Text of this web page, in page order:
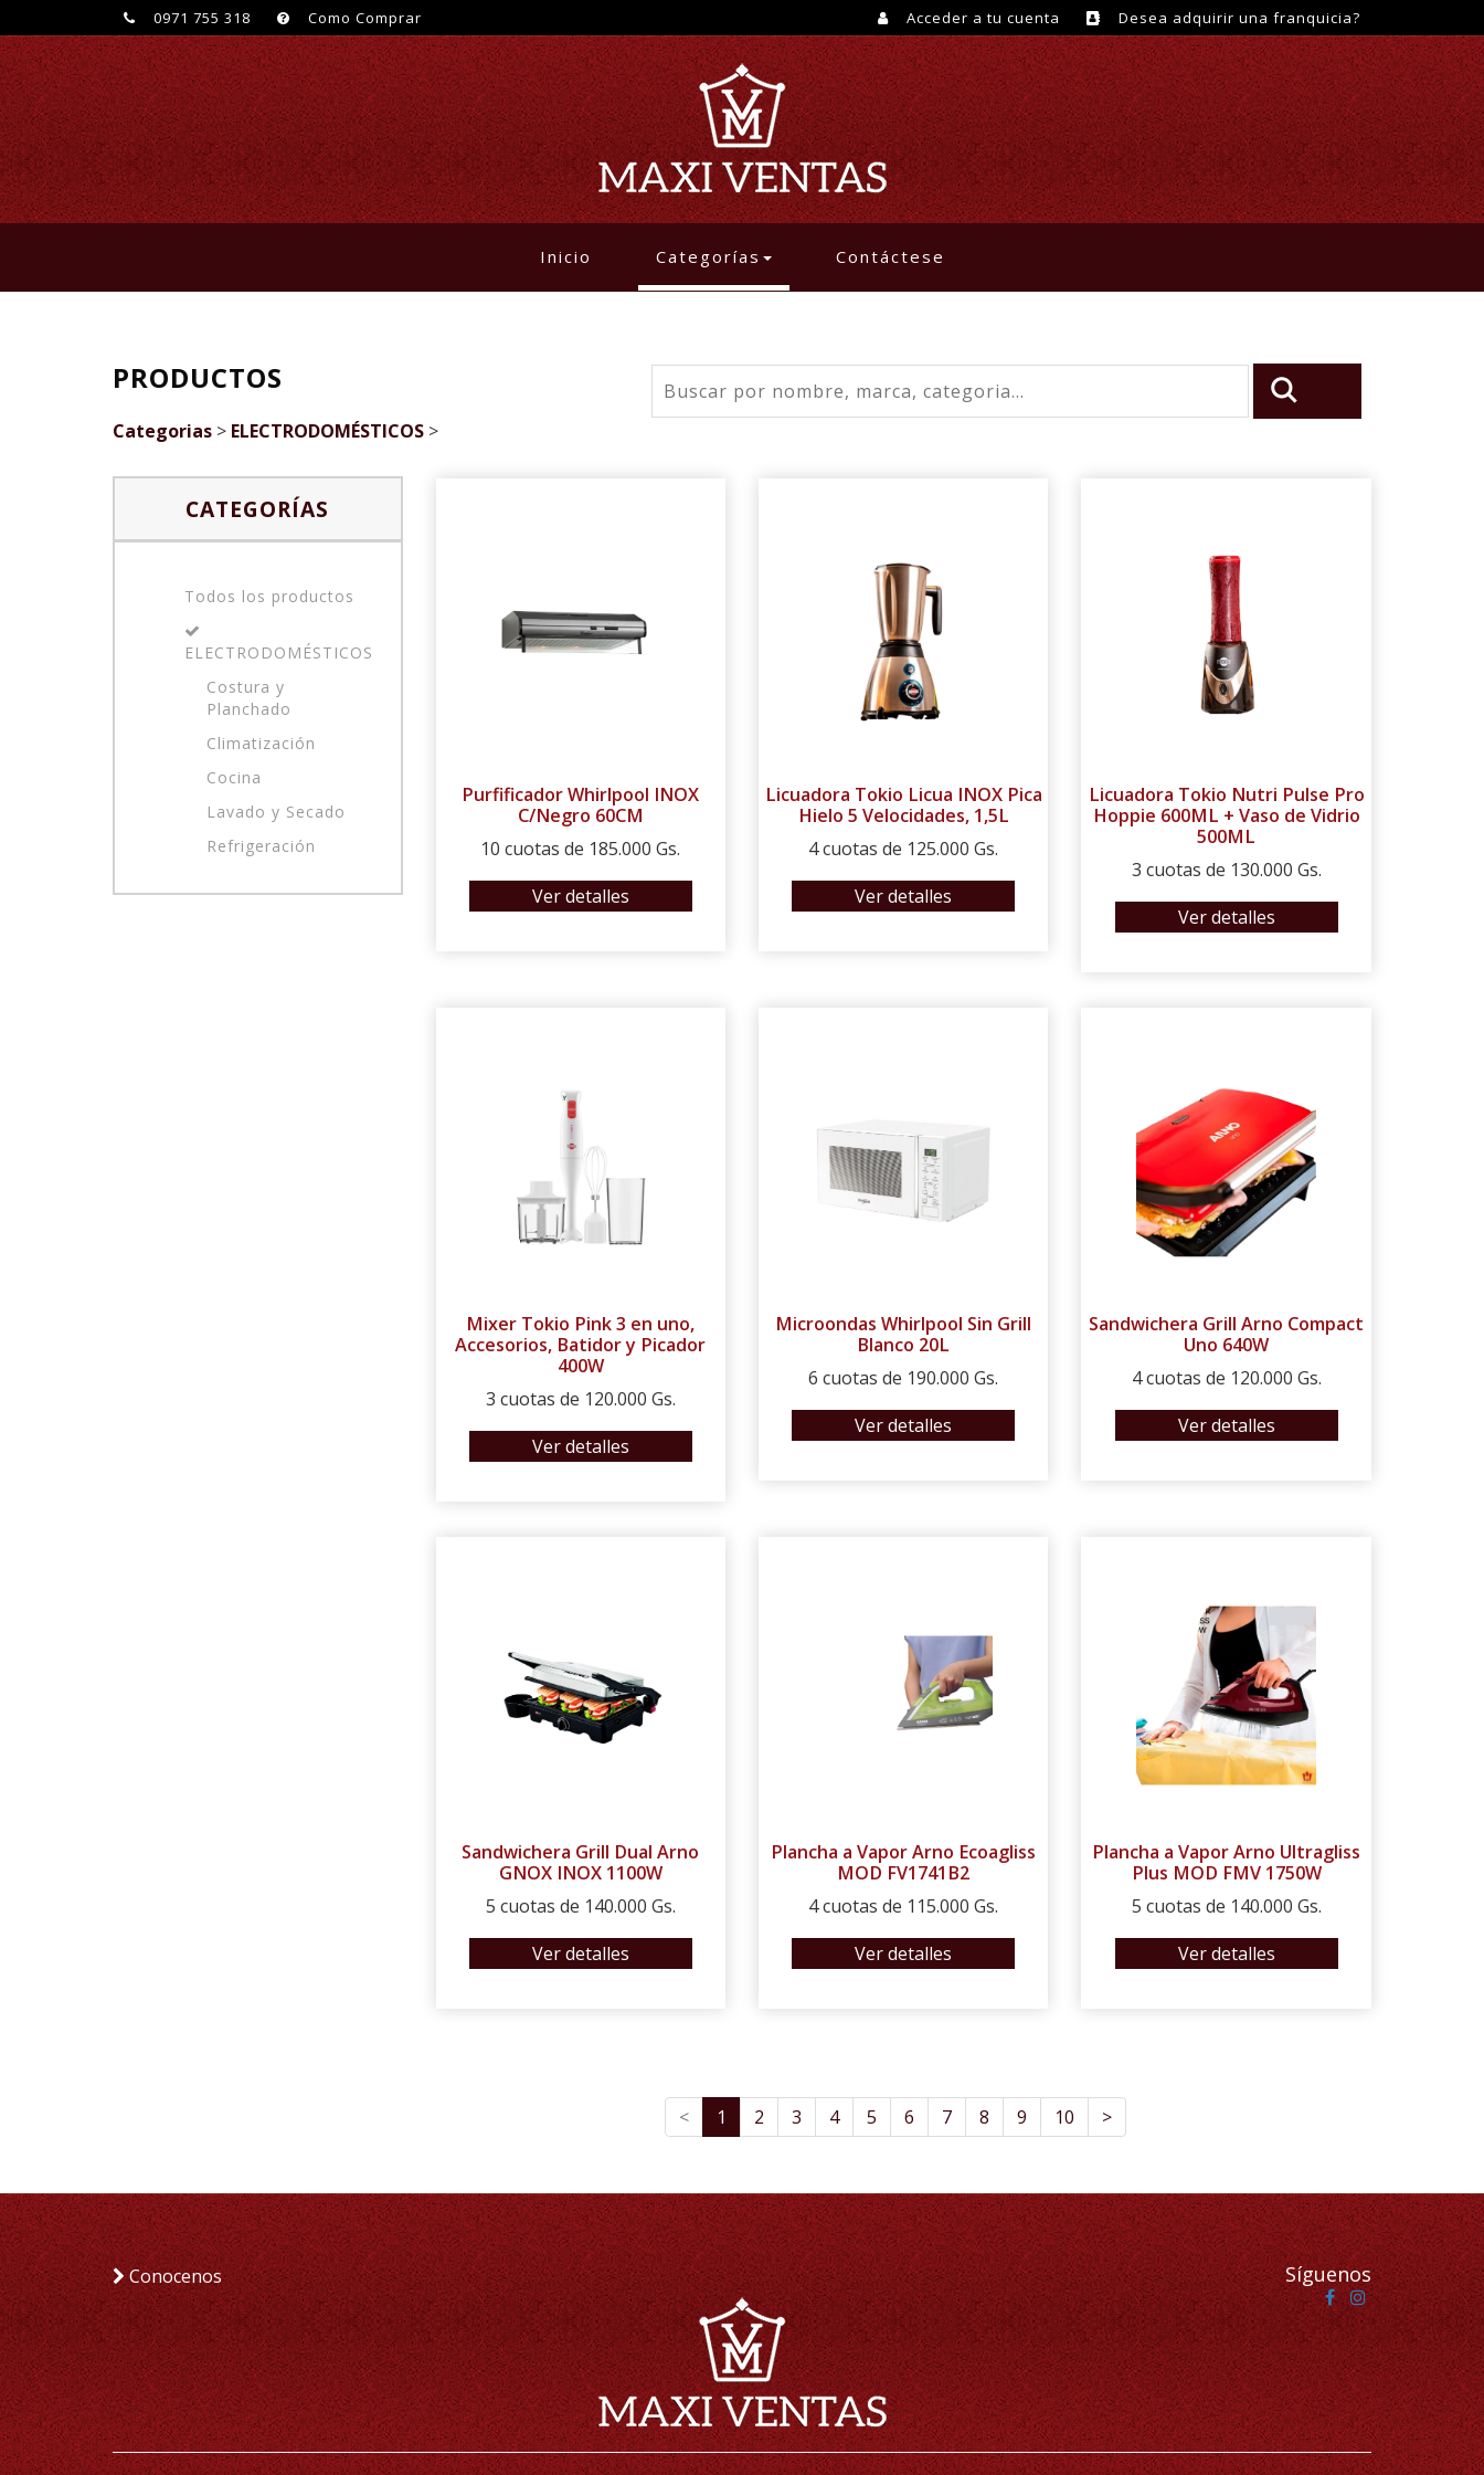
0971 755 318 Como Comprar Acceder a tu cuenta Desea adquirir una franquicia?
Inicio (current)Categorías Contáctese
PRODUCTOS
Categorias > ELECTRODOMÉSTICOS >
CATEGORÍAS
Todos los productos
ELECTRODOMÉSTICOS
Costura y
Planchado
Climatización
Cocina
Lavado y Secado
Refrigeración
Purfificador Whirlpool INOX
C/Negro 60CM
10 cuotas de 185.000 Gs.
Ver detalles
Licuadora Tokio Licua INOX Pica
Hielo 5 Velocidades, 1,5L
4 cuotas de 125.000 Gs.
Ver detalles
Licuadora Tokio Nutri Pulse Pro
Hoppie 600ML + Vaso de Vidrio
500ML
3 cuotas de 130.000 Gs.
Ver detalles
Mixer Tokio Pink 3 en uno,
Accesorios, Batidor y Picador
400W
3 cuotas de 120.000 Gs.
Ver detalles
Microondas Whirlpool Sin Grill
Blanco 20L
6 cuotas de 190.000 Gs.
Ver detalles
Sandwichera Grill Arno Compact
Uno 640W
4 cuotas de 120.000 Gs.
Ver detalles
Sandwichera Grill Dual Arno
GNOX INOX 1100W
5 cuotas de 140.000 Gs.
Ver detalles
Plancha a Vapor Arno Ecoagliss
MOD FV1741B2
4 cuotas de 115.000 Gs.
Ver detalles
Plancha a Vapor Arno Ultragliss
Plus MOD FMV 1750W
5 cuotas de 140.000 Gs.
Ver detalles
< 1 2 3 4 5 6 7 8 9 10 >
Conocenos Síguenos